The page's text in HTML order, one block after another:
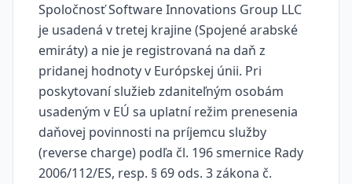
Spoločnosť Software Innovations Group LLC
je usadená v tretej krajine (Spojené arabské
emiráty) a nie je registrovaná na daň z
pridanej hodnoty v Európskej únii. Pri
poskytovaní služieb zdaniteľným osobám
usadeným v EÚ sa uplatní režim prenesenia
daňovej povinnosti na príjemcu služby
(reverse charge) podľa čl. 196 smernice Rady
2006/112/ES, resp. § 69 ods. 3 zákona č.